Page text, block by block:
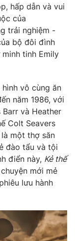
hấp dẫn và vui
của
trải nghiệm -
bộ đôi đình
minh tinh Emily
vô cùng ăn
năm 1986, với
và Heather
Colt Seavers
một thợ săn
đào tẩu và tội
điển này, Kẻ thế
mới mẻ
lưu hành